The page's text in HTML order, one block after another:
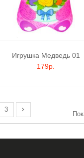
Игрушка Медведь 01
179р.
3